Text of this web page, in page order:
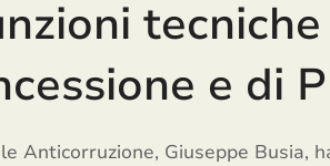
tecniche
e di
Anticorruzione, Giuseppe Busia,